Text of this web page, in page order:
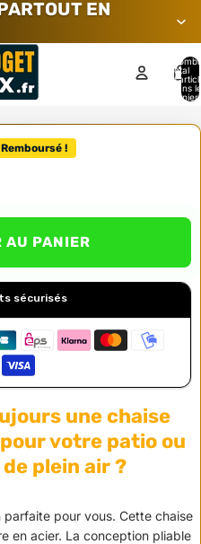
EN
total
dans le
!
AU PANIER
sécurisés
une chaise
votre patio ou
plein air ?
pour vous. Cette chaise
en acier. La conception pliable